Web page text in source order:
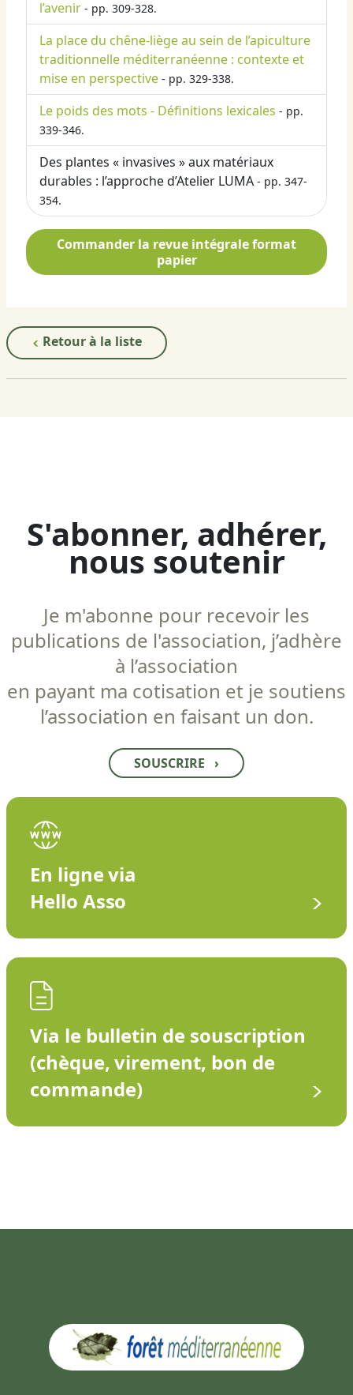
l’avenir - pp. 309-328.
La place du chêne-liège au sein de l’apiculture
traditionnelle méditerranéenne : contexte et
mise en perspective - pp. 329-338.
Le poids des mots - Définitions lexicales - pp.
339-346.
Des plantes « invasives » aux matériaux
durables : l’approche d’Atelier LUMA - pp. 347-
354.
Commander la revue intégrale format
papier
Retour à la liste
S'abonner, adhérer,
nous soutenir
Je m'abonne pour recevoir les
publications de l'association, j’adhère
à l’association
en payant ma cotisation et je soutiens
l’association en faisant un don.
SOUSCRIRE ›
En ligne via
Hello Asso
Via le bulletin de souscription
(chèque, virement, bon de
commande)